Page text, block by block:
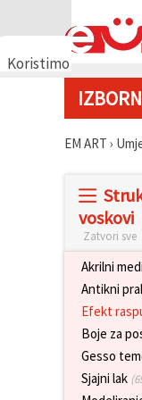
Koristimo
EM ART ›
voskovi
Zatvori sve
Akrilni
Antikni
Efekt
Boje za
Gesso
Sjajni lak